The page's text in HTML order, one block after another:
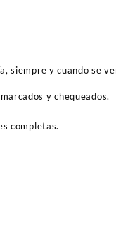
siempre y cuando se
y chequeados.
completas.